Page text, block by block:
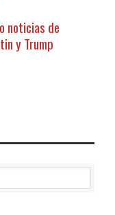
noticias de
y Trump